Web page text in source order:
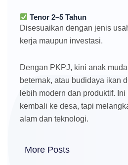
Tenor 2–5 Tahun
Disesuaikan dengan jenis
kerja maupun investasi.
Dengan PKPJ, kini anak
beternak, atau budidaya ikan
lebih modern dan produktif.
kembali ke desa, tapi
alam dan teknologi.
More Posts